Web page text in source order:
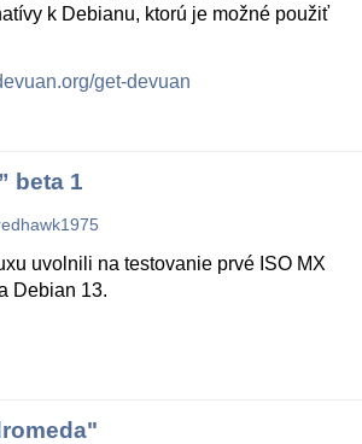
k Debianu, ktorú je možné použiť
get-devuan
beta 1
uvolnili na testovanie prvé ISO MX
Debian 13.